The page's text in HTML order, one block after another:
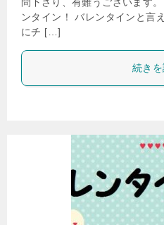
ンタイン！ バレンタインと言
にチ […]
続き